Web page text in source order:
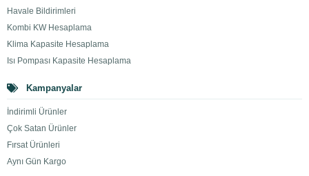
Havale Bildirimleri
Kombi KW Hesaplama
Klima Kapasite Hesaplama
Isı Pompası Kapasite Hesaplama
Kampanyalar
İndirimli Ürünler
Çok Satan Ürünler
Fırsat Ürünleri
Aynı Gün Kargo